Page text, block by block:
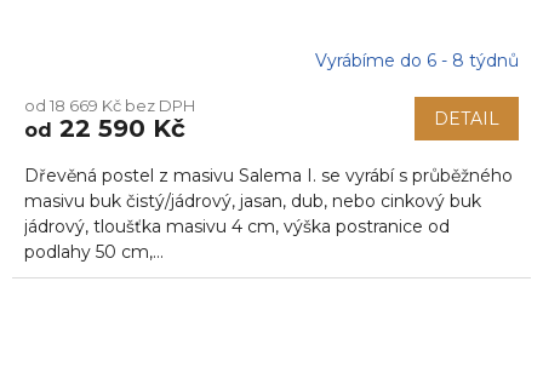
Vyrábíme do 6 - 8 týdnů
od 18 669 Kč bez DPH
od 22 590 Kč DETAIL
Dřevěná postel z masivu Salema I. se vyrábí s průběžného
masivu buk čistý/jádrový, jasan, dub, nebo cinkový buk
jádrový, tloušťka masivu 4 cm, výška postranice od
podlahy 50 cm,...